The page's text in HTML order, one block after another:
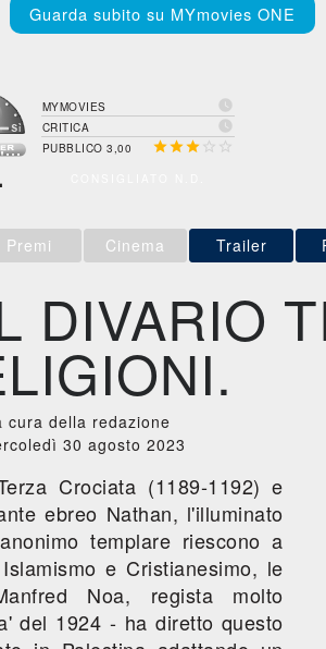
Guarda subito su MYmovies ONE
MYMOVIES 
CRITICA 
PUBBLICO 3,00   
Premi Cinema Trailer
DIVARIO
cura della redazione
30 agosto 2023
Crociata (1189-1192) e
ebreo Nathan, l'illuminato
templare riescono a
e Cristianesimo, le
Noa, regista molto
del 1924 - ha diretto questo